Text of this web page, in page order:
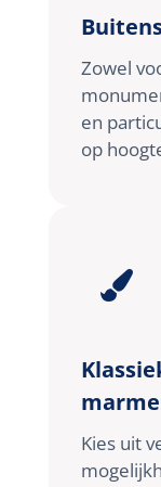
Zowel
en
op

Kies uit